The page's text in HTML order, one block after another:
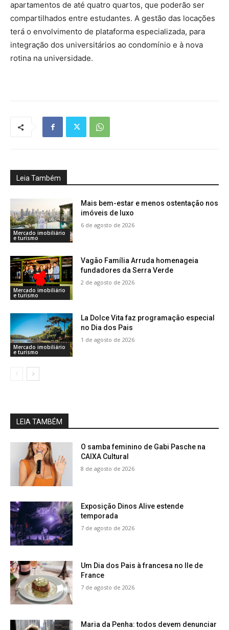
apartamentos de até quatro quartos, que poderão ser
compartilhados entre estudantes. A gestão das locações
terá o envolvimento de plataforma especializada, para
integração dos universitários ao condomínio e à nova
rotina na universidade.
Leia Também
Mercado imobiliário
e turismo
Mais bem-estar e menos ostentação nos
imóveis de luxo
6 de agosto de 2026
Mercado imobiliário
e turismo
Vagão Família Arruda homenageia
fundadores da Serra Verde
2 de agosto de 2026
Mercado imobiliário
e turismo
La Dolce Vita faz programação especial
no Dia dos Pais
1 de agosto de 2026
LEIA TAMBÉM
O samba feminino de Gabi Pasche na
CAIXA Cultural
8 de agosto de 2026
Exposição Dinos Alive estende
temporada
7 de agosto de 2026
Um Dia dos Pais à francesa no Ile de
France
7 de agosto de 2026
Maria da Penha: todos devem denunciar